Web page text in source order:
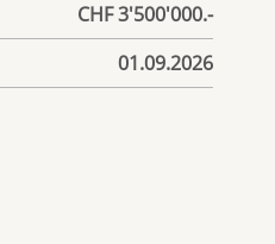
CHF 3'500'000.-
01.09.2026